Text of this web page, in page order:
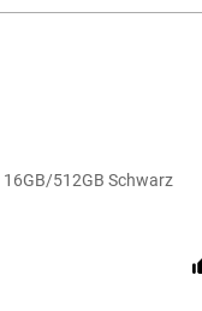
512GB Schwarz